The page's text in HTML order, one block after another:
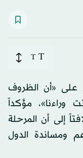
T
T
على «أن الظروف
وراءنا»، مؤكداً
إلى أن المرحلة
ومساندة الدول